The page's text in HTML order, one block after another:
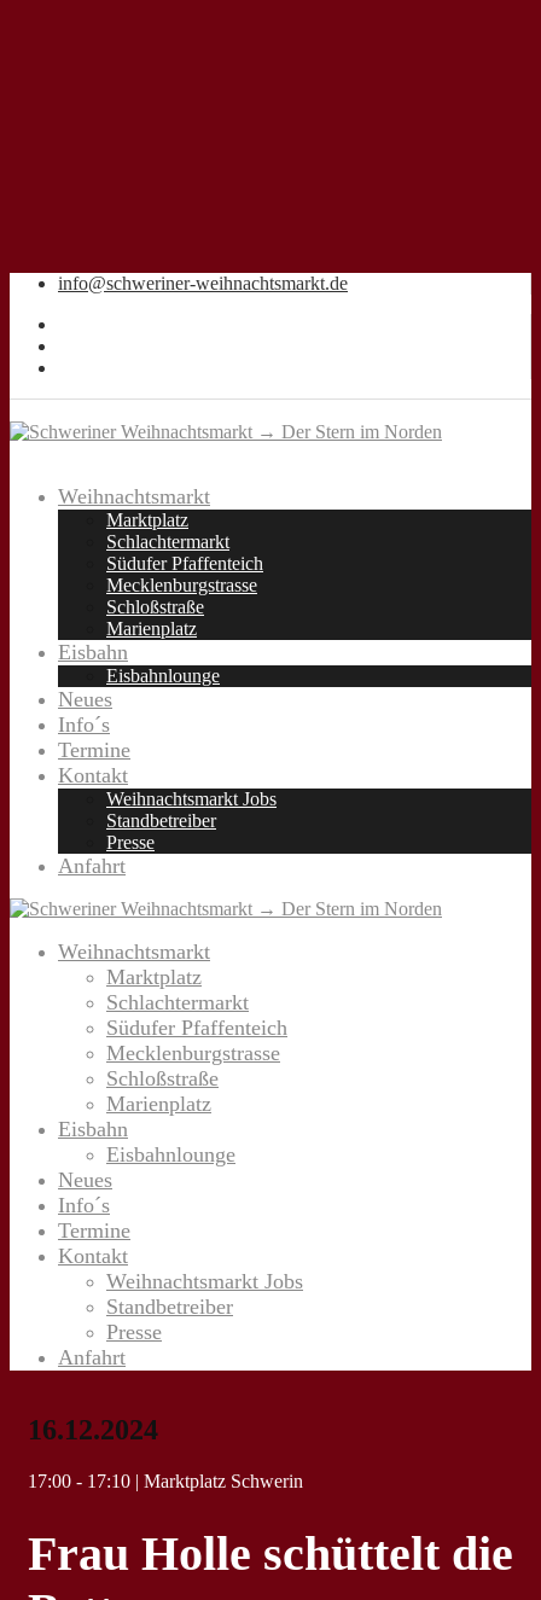
info@schweriner-weihnachtsmarkt.de
Weihnachtsmarkt
Marktplatz
Schlachtermarkt
Südufer Pfaffenteich
Mecklenburgstrasse
Schloßstraße
Marienplatz
Eisbahn
Eisbahnlounge
Neues
Info´s
Termine
Kontakt
Weihnachtsmarkt Jobs
Standbetreiber
Presse
Anfahrt
Weihnachtsmarkt
Marktplatz
Schlachtermarkt
Südufer Pfaffenteich
Mecklenburgstrasse
Schloßstraße
Marienplatz
Eisbahn
Eisbahnlounge
Neues
Info´s
Termine
Kontakt
Weihnachtsmarkt Jobs
Standbetreiber
Presse
Anfahrt
16.12.2024
17:00 - 17:10 | Marktplatz Schwerin
Frau Holle schüttelt die